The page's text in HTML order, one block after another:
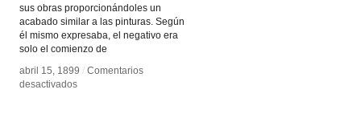
sus obras proporcionándoles un
acabado similar a las pinturas. Según
él mismo expresaba, el negativo era
solo el comienzo de
abril 15, 1899 / Comentarios
desactivadosen
abril 15, 1899 / Comentarios
desactivadosen